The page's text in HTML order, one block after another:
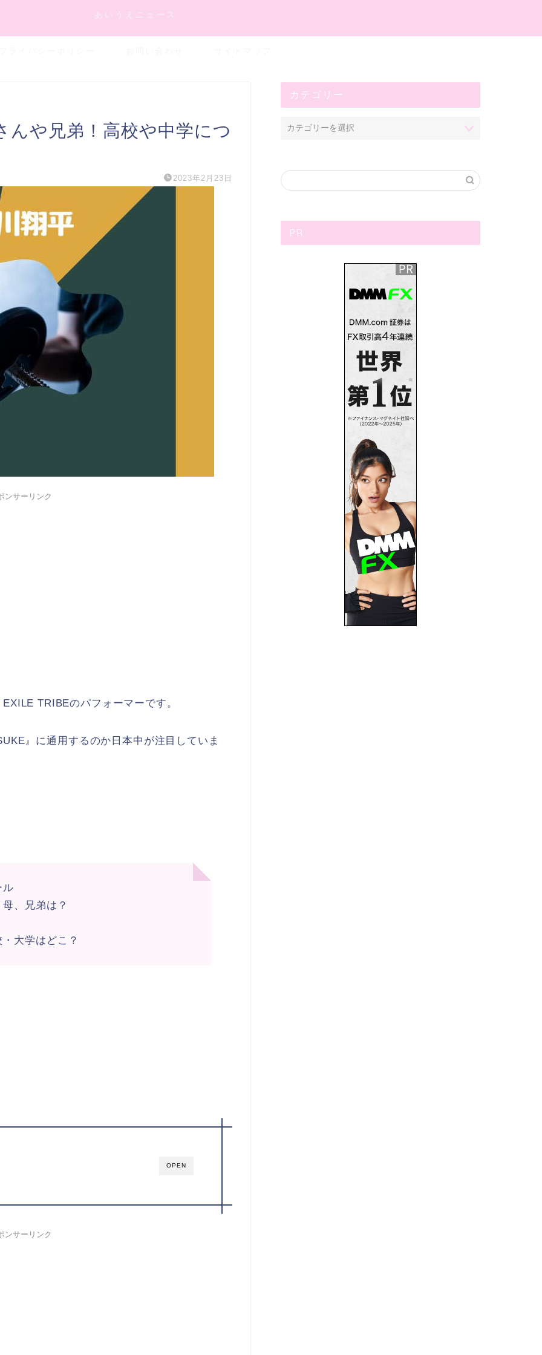
あいうえニュース
んや兄弟！高校や中学につ
2023年2月23日
ンサーリンク
TRIBEのパフォーマーです。
』に通用するのか日本中が注目していま
ル
、兄弟は？
大学はどこ？
OPEN
ンサーリンク
カテゴリー
PR